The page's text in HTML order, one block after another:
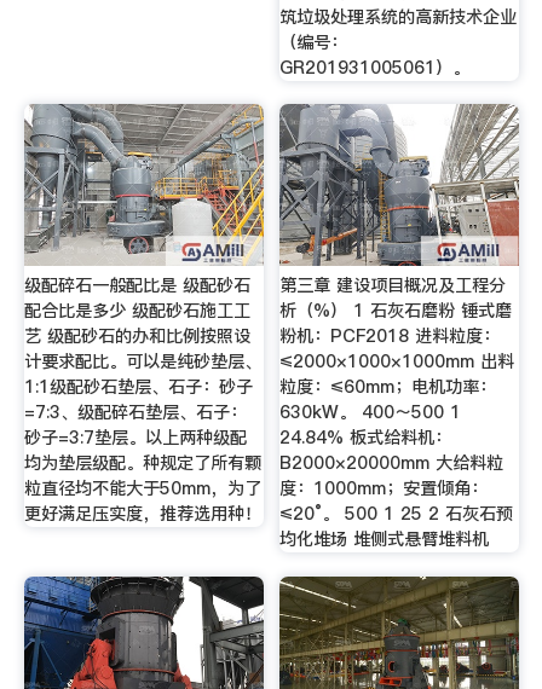
筑垃圾处理系统的高新技术企业
（编号：
GR201931005061）。
级配碎石一般配比是 级配砂石
配合比是多少 级配砂石施工工
艺 级配砂石的办和比例按照设
计要求配比。可以是纯砂垫层、
1:1级配砂石垫层、石子：砂子
=7:3、级配碎石垫层、石子：
砂子=3:7垫层。以上两种级配
均为垫层级配。种规定了所有颗
粒直径均不能大于50mm，为了
更好满足压实度，推荐选用种！
第三章 建设项目概况及工程分
析（%） 1 石灰石磨粉 锤式磨
粉机：PCF2018 进料粒度：
≤2000×1000×1000mm 出料
粒度：≤60mm；电机功率：
630kW。 400～500 1
24.84% 板式给料机：
B2000×20000mm 大给料粒
度：1000mm；安置倾角：
≤20°。 500 1 25 2 石灰石预
均化堆场 堆侧式悬臂堆料机